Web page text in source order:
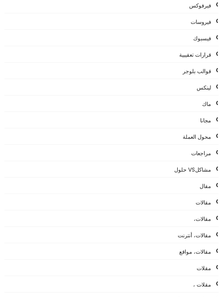
فيرفوكس
فيروسات
فيسبوك
قرارات تعقيبية
قوالب بلوجر
لينكس
ماك
مجانا
محول العملة
مراجعات
مشاكلVS حلول
مقال
مقالات
مقالات،
مقالات، أنترنت
مقالات، مواقع
مقلات
مقلات ،